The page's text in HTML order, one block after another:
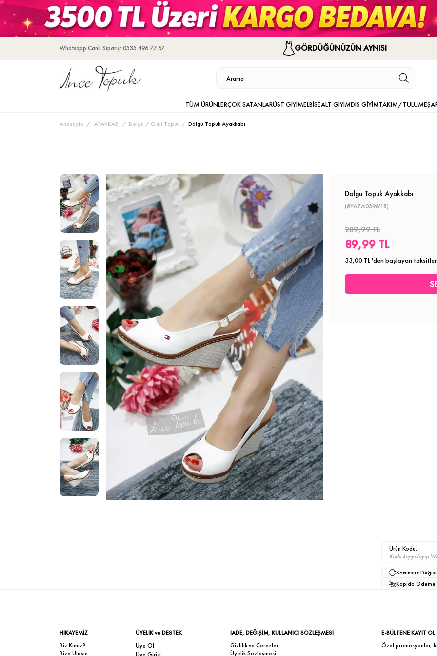
Whatsapp Canlı Sipariş: 0535 496 77 67 GÖRDÜĞÜNÜZÜN AYNISI
TÜM ÜRÜNLERÇOK SATANLARÜST GİYİMELBİSEALT GİYİMDIŞ GİYİMTAKIM/TULUM
Anasayfa AYAKKABI Dolgu / Gizli Topuk Dolgu Topuk Ayakkabı
Dolgu Topuk Ayakkabı
(8YAZA0396118)
289,99 TL
89,99 TL
33,00 TL'den başlayan
Ürün Kodu:
Kodu kopyalayıp
Sorunsuz
Kapıda Ödeme
HİKAYEMİZ
Biz Kimiz?
Bize Ulaşın
ÜYELİK ve DESTEK
Üye Ol
İADE, DEĞİŞİM, KULLANICI SÖZLEŞMESİ
Gizlilik ve Çerezler
Üyelik Sözleşmesi
E-BÜLTENE KAYIT OL
Özel promosyonlar,